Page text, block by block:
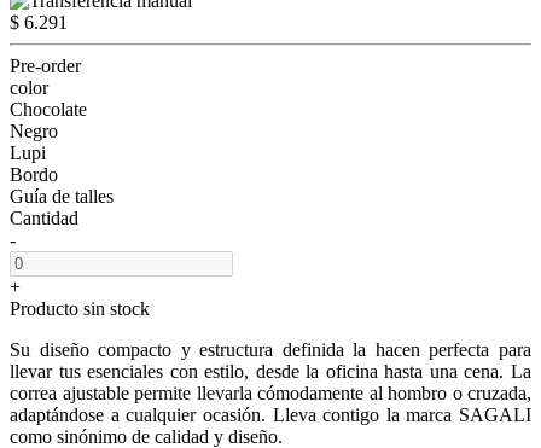
$ 6.291
Pre-order
color
Chocolate
Negro
Lupi
Bordo
Guía de talles
Cantidad
-
+
Producto sin stock
Su diseño compacto y estructura definida la hacen perfecta para
llevar tus esenciales con estilo, desde la oficina hasta una cena. La
correa ajustable permite llevarla cómodamente al hombro o cruzada,
adaptándose a cualquier ocasión. Lleva contigo la marca SAGALI
como sinónimo de calidad y diseño.